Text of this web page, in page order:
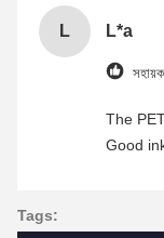
L L*a
The
Good
Tags: